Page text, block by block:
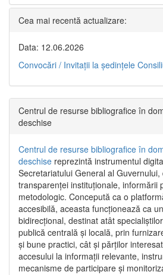
Cea mai recentă actualizare:
Data: 12.06.2026
Convocări / Invitaţii la şedinţele
Centrul de resurse bibliografice în
deschise
Centrul de resurse bibliografice în
deschise reprezintă instrumentul
Secretariatului General al
transparenței instituționale, informării
metodologic. Concepută ca o
accesibilă, aceasta funcționează ca
bidirecțional, destinat atât
publică centrală și locală, prin
și bune practici, cât și părților
accesului la informații relevante,
mecanisme de participare și